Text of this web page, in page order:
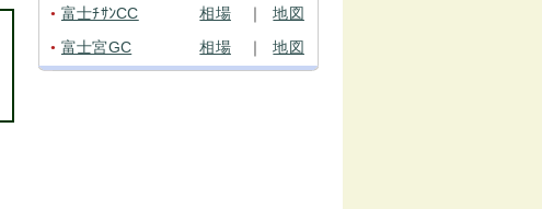
● 富士ﾁｻﾝCC 相場 ｜ 地図
● 富士宮GC 相場 ｜ 地図